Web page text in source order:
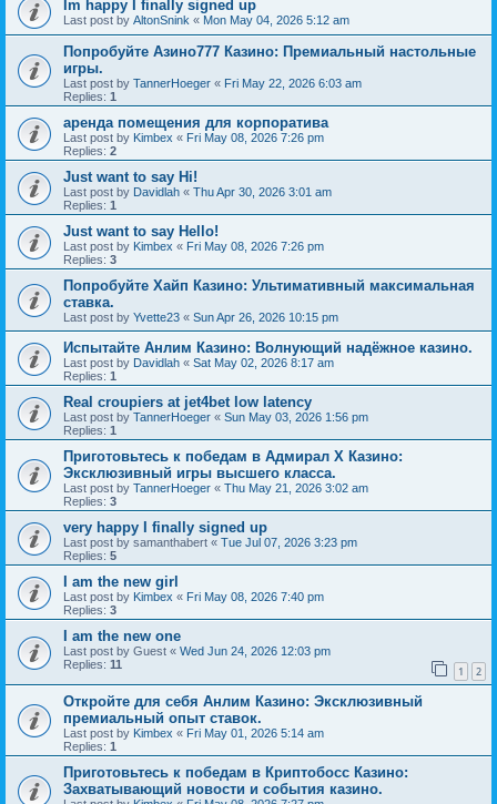
Im happy I finally signed up
Last post by AltonSnink « Mon May 04, 2026 5:12 am
Попробуйте Азино777 Казино: Премиальный настольные
игры.
Last post by TannerHoeger « Fri May 22, 2026 6:03 am
Replies: 1
аренда помещения для корпоратива
Last post by Kimbex « Fri May 08, 2026 7:26 pm
Replies: 2
Just want to say Hi!
Last post by Davidlah « Thu Apr 30, 2026 3:01 am
Replies: 1
Just want to say Hello!
Last post by Kimbex « Fri May 08, 2026 7:26 pm
Replies: 3
Попробуйте Хайп Казино: Ультимативный максимальная
ставка.
Last post by Yvette23 « Sun Apr 26, 2026 10:15 pm
Испытайте Анлим Казино: Волнующий надёжное казино.
Last post by Davidlah « Sat May 02, 2026 8:17 am
Replies: 1
Real croupiers at jet4bet low latency
Last post by TannerHoeger « Sun May 03, 2026 1:56 pm
Replies: 1
Приготовьтесь к победам в Адмирал Х Казино:
Эксклюзивный игры высшего класса.
Last post by TannerHoeger « Thu May 21, 2026 3:02 am
Replies: 3
very happy I finally signed up
Last post by samanthabert « Tue Jul 07, 2026 3:23 pm
Replies: 5
I am the new girl
Last post by Kimbex « Fri May 08, 2026 7:40 pm
Replies: 3
I am the new one
Last post by Guest « Wed Jun 24, 2026 12:03 pm
Replies: 11 1 2
Откройте для себя Анлим Казино: Эксклюзивный
премиальный опыт ставок.
Last post by Kimbex « Fri May 01, 2026 5:14 am
Replies: 1
Приготовьтесь к победам в Криптобосс Казино:
Захватывающий новости и события казино.